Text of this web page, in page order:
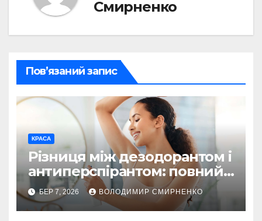
Смирненко
Пов’язаний запис
КРАСА
Різниця між дезодорантом і
антиперспірантом: повний
розбір для свіжості щодня
БЕР 7, 2026 ВОЛОДИМИР СМИРНЕНКО